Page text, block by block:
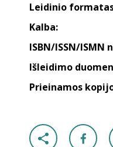
Leidinio
Kalba:
ISBN/ISSN/ISMN
Išleidimo
Prieinamos